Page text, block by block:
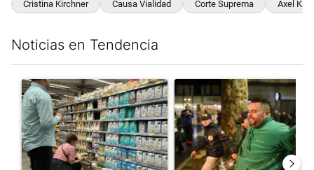
Cristina Kirchner Causa Vialidad Corte Suprema Axel
Noticias en Tendencia
Un artículo de tendencia con el título "Inflación y dólar: cuáles
Un artículo de tendencia con